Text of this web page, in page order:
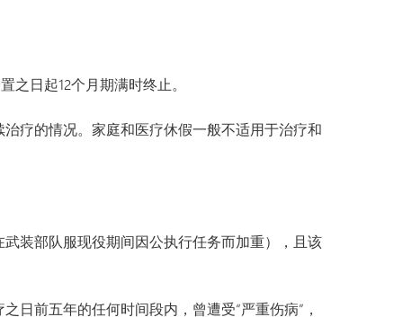
日起12个月期满时终止。
疗的情况。家庭和医疗休假一般不适用于治疗和
装部队服现役期间因公执行任务而加重），且该
日前五年的任何时间段内，曾遭受“严重伤病”，